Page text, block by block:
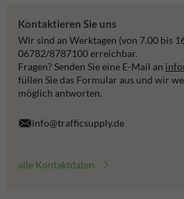
Kontaktieren Sie uns
Wir sind an Werktagen (von 7.00 bis
06782/8787100 erreichbar.
Fragen? Senden Sie eine E-Mail an
füllen Sie das Formular aus und wir
möglich antworten.
info@trafficsupply.de
alle Kontaktdaten